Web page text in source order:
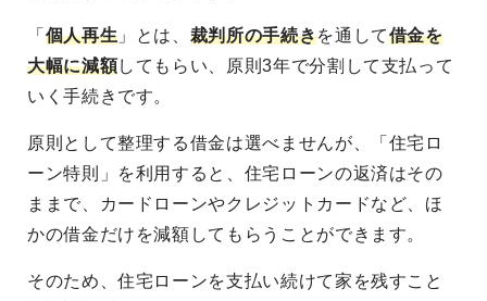
「 個人再生 」とは、 裁判所の手続きを通して借金を
大幅に減額してもらい、原則3年で分割して支払って
いく手続きです。
原則として整理する借金は選べませんが、「住宅ロ
ーン特則」を利用すると、住宅ローンの返済はその
ままで、カードローンやクレジットカードなど、ほ
かの借金だけを減額してもらうことができます。
そのため、住宅ローンを支払い続けて家を残すこと